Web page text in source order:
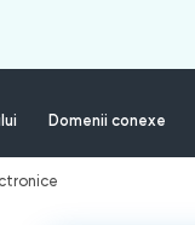
Domenii conexe